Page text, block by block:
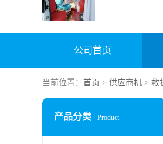
公司首页
当前位置： 首页 > 供应商机 > 救
产品分类 Product